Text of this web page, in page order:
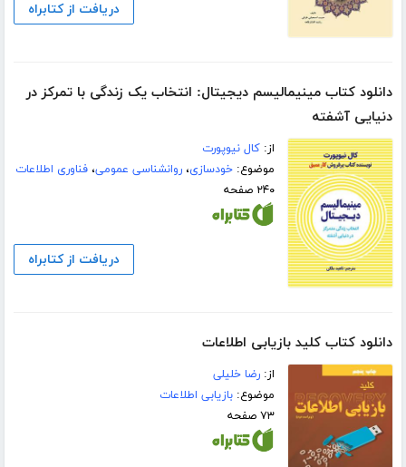
دریافت از کتابراه
دانلود کتاب مینیمالیسم دیجیتال: انتخاب یک زندگی با تمرکز در
دنیایی آشفته
از:کال نیوپورت
موضوع:خودسازی،روانشناسی عمومی،فناوری اطلاعات
۲۴۰ صفحه
دریافت از کتابراه
دانلود کتاب کلید بازیابی اطلاعات
از:رضا خلیلی
موضوع:بازیابی اطلاعات
۷۳ صفحه